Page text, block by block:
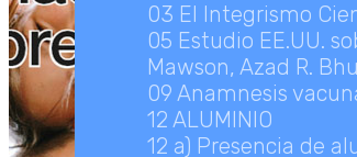
03 El Integrismo
05 Estudio EE.UU.
Mawson, Azad R.
09 Anamnesis
12 ALUMINIO
12 a) Presencia de